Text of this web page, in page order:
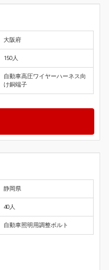
大阪府
150人
自動車高圧ワイヤーハーネス向
け銅端子
静岡県
40人
自動車照明用調整ボルト